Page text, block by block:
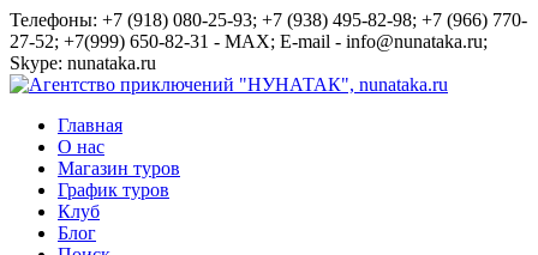
Телефоны: +7 (918) 080-25-93; +7 (938) 495-82-98; +7 (966) 770-
27-52; +7(999) 650-82-31 - MAX; E-mail - info@nunataka.ru;
Skype: nunataka.ru
Главная
О нас
Магазин туров
График туров
Клуб
Блог